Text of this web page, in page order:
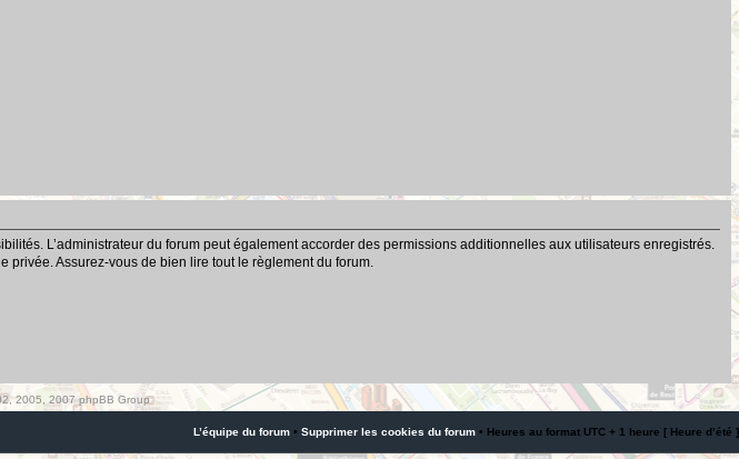
L’administrateur du forum peut également accorder des permissions additionnelles aux utilisateurs enregistrés.
privée. Assurez-vous de bien lire tout le règlement du forum.
2005, 2007 phpBB Group
L’équipe du forum • Supprimer les cookies du forum • Heures au format UTC + 1 heure [ Heure d’été ]